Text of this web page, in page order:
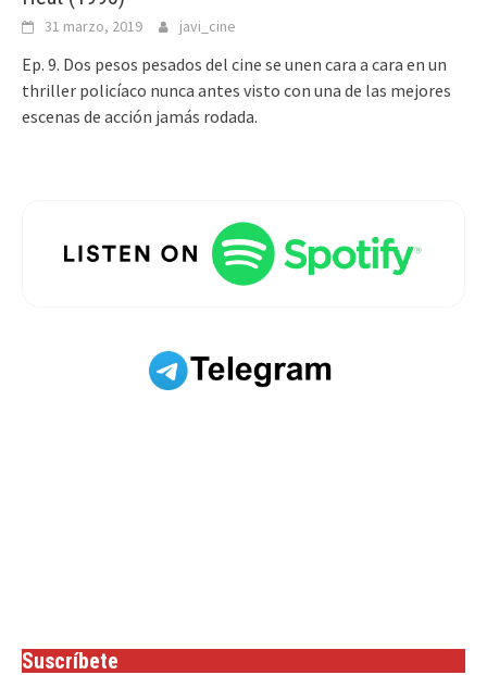
31 marzo, 2019 javi_cine
Ep. 9. Dos pesos pesados del cine se unen cara a cara en un
thriller policíaco nunca antes visto con una de las mejores
escenas de acción jamás rodada.
Suscríbete